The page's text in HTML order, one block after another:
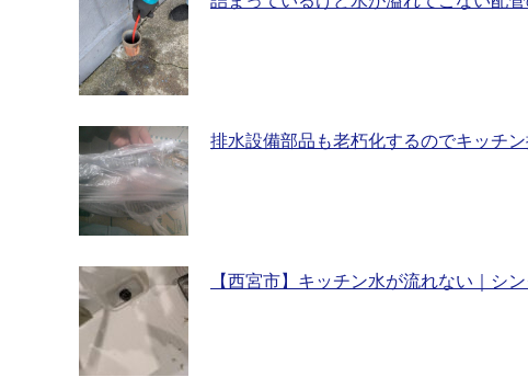
排水設備部品も老朽化するのでキッチ
【西宮市】キッチン水が流れない｜シ